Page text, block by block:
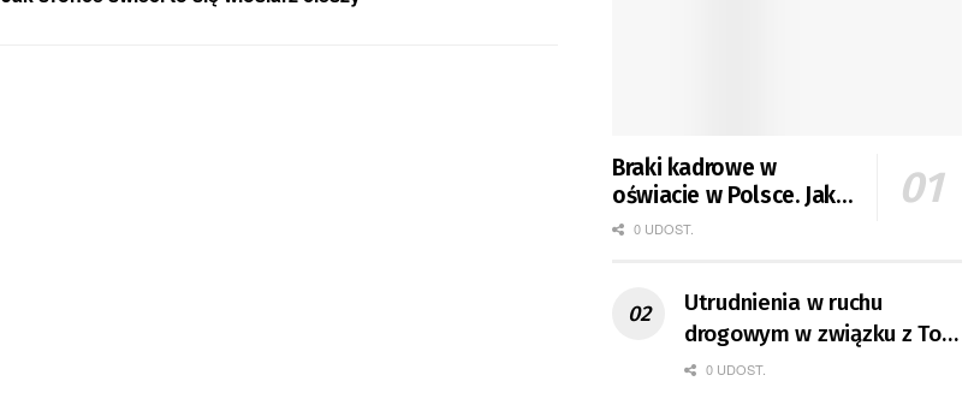
Braki kadrowe w
oświacie w Polsce. Jak
jest w Gorzowie?
0 UDOST.
Utrudnienia w ruchu
drogowym w związku z Tour
de Pologne
0 UDOST.